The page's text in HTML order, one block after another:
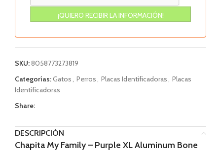
SKU:8058773273819
Categorías:Gatos, Perros, Placas Identificadoras, Placas
Identificadoras
Share:
DESCRIPCIÓN
Chapita My Family – Purple XL Aluminum Bone